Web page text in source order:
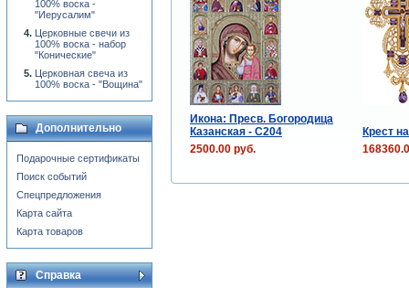
Икона: Пресв. Богородица
Казанская - C204
Крест
2500.00 руб.
100% воска -
"Иерусалим"
Церковные свечи из
100% воска - набор
"Конические"
Церковная свеча из
100% воска - "Вощина"
Дополнительно
Подарочные сертификаты
Поиск событий
Спецпредложения
Карта сайта
Карта товаров
Справка